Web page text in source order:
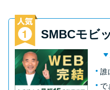
種類や特徴で探
銀行カ
の理由
SMBCモビ
誰
で